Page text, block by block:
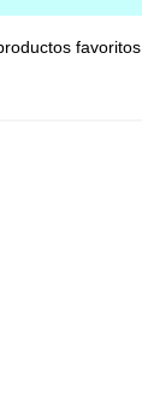
favoritos